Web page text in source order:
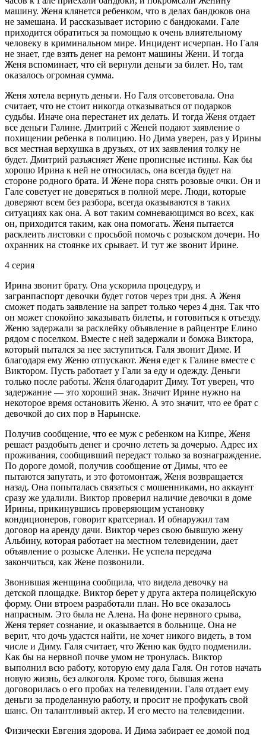
машину. Женя клянется ребенком, что в делах бандюков она
не замешана. И рассказывает историю с бандюками. Гале
приходится обратиться за помощью к очень влиятельному
человеку в криминальном мире. Инцидент исчерпан. Но Галя
не знает, где взять денег на ремонт машины Жени. И тогда
Женя вспоминает, что ей вернули деньги за билет. Но, там
оказалось огромная сумма.
Женя хотела вернуть деньги. Но Галя отсоветовала. Она
считает, что не стоит никогда отказываться от подарков
судьбы. Иначе она перестанет их делать. И тогда Женя отдает
все деньги Галине. Дмитрий с Женей подают заявление о
похищении ребенка в полицию. Но Дима уверен, раз у Ирины
вся местная верхушка в друзьях, от их заявления толку не
будет. Дмитрий разъясняет Жене прописные истины. Как бы
хорошо Ирина к ней не относилась, она всегда будет на
стороне родного брата. И Жене пора снять розовые очки. Он и
Гале советует не доверяться в полной мере. Люди, которые
доверяют всем без разбора, всегда оказываются в таких
ситуациях как она. А вот таким сомневающимся во всех, как
он, приходится таким, как она помогать. Женя пытается
расклеить листовки с просьбой помочь с розыском дочери. Но
охранник на стоянке их срывает. И тут же звонит Ирине.
4 серия
Ирина звонит брату. Она ускорила процедуру, и
загранпаспорт девочки будет готов через три дня. А Женя
сможет подать заявление на запрет только через 4 дня. Так что
он может спокойно заказывать билеты, и готовиться к отъезду.
Женю задержали за расклейку объявление в райцентре Елино
рядом с поселком. Вместе с ней задержали и бомжа Виктора,
который пытался за нее заступиться. Галя звонит Диме. И
благодаря ему Женю отпускают. Женя едет к Галине вместе с
Виктором. Пусть работает у Гали за еду и одежду. Деньги
только после работы. Женя благодарит Диму. Тот уверен, что
задержание — это хороший знак. Значит Ирине нужно на
некоторое время остановить Женю. А это значит, что ее брат с
девочкой до сих пор в Нарынске.
Получив сообщение, что ее муж с ребенком на Кипре, Женя
решает раздобыть денег и срочно лететь за дочерью. Адрес их
проживания, сообщивший передаст только за вознаграждение.
По дороге домой, получив сообщение от Димы, что ее
пытаются запутать, и это фотомонтаж, Женя возвращается
назад. Она попыталась связаться с мошенниками, но аккаунт
сразу же удалили. Виктор проверил наличие девочки в доме
Ирины, прикинувшись проверяющим установку
кондиционеров, говорит кратсериал. И обнаружил там
договор на аренду дачи. Виктор через свою бывшую жену
Альбину, которая работает на местном телевидении, дает
объявление о розыске Аленки. Не успела передача
закончиться, как Жене позвонили.
Звонившая женщина сообщила, что видела девочку на
детской площадке. Виктор берет у друга актера полицейскую
форму. Они втроем разработали план. Но все оказалось
напрасным. Это была не Алена. На фоне нервного срыва,
Женя теряет сознание, и оказывается в больнице. Она не
верит, что дочь удастся найти, не хочет никого видеть, в том
числе и Диму. Галя считает, что Женю как будто подменили.
Как бы на нервной почве умом не тронулась. Виктор
выполнил всю работу, которую ему дала Галя. Он готов начать
новую жизнь, без алкоголя. Кроме того, бывшая жена
договорилась о его пробах на телевидении. Галя отдает ему
деньги за проделанную работу, и просит не профукать свой
шанс. Он талантливый актер. И его место на телевидении.
Физически Евгения здорова. И Дима забирает ее домой под